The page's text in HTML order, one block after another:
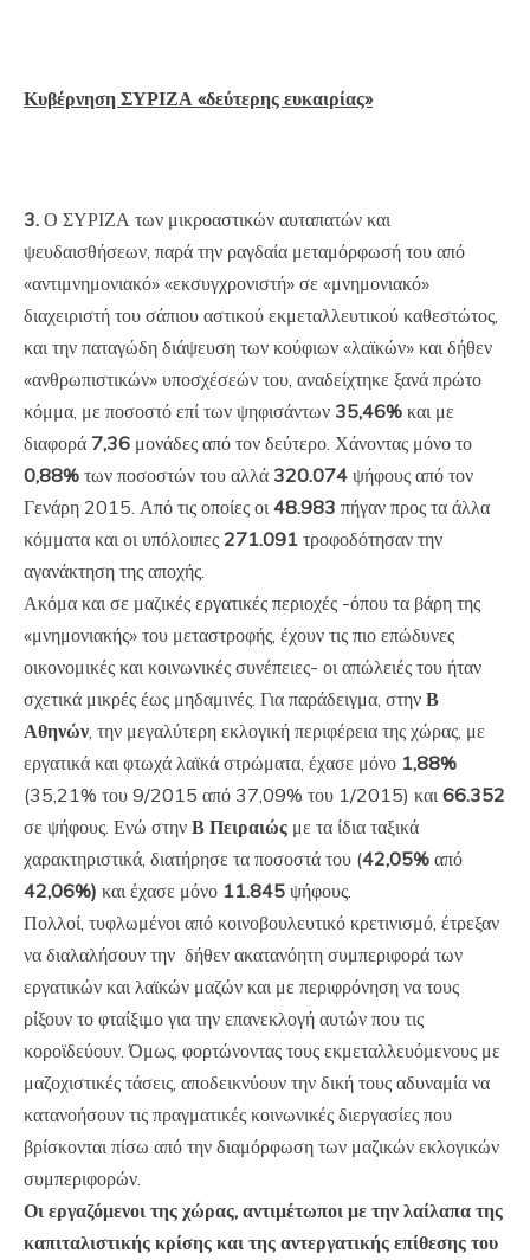
Κυβέρνηση ΣΥΡΙΖΑ «δεύτερης ευκαιρίας»
3. Ο ΣΥΡΙΖΑ των μικροαστικών αυταπατών και
ψευδαισθήσεων, παρά την ραγδαία μεταμόρφωσή του από
«αντιμνημονιακό» «εκσυγχρονιστή» σε «μνημονιακό»
διαχειριστή του σάπιου αστικού εκμεταλλευτικού καθεστώτος,
και την παταγώδη διάψευση των κούφιων «λαϊκών» και δήθεν
«ανθρωπιστικών» υποσχέσεών του, αναδείχτηκε ξανά πρώτο
κόμμα, με ποσοστό επί των ψηφισάντων 35,46% και με
διαφορά 7,36 μονάδες από τον δεύτερο. Χάνοντας μόνο το
0,88% των ποσοστών του αλλά 320.074 ψήφους από τον
Γενάρη 2015. Από τις οποίες οι 48.983 πήγαν προς τα άλλα
κόμματα και οι υπόλοιπες 271.091 τροφοδότησαν την
αγανάκτηση της αποχής.
Ακόμα και σε μαζικές εργατικές περιοχές -όπου τα βάρη της
«μνημονιακής» του μεταστροφής, έχουν τις πιο επώδυνες
οικονομικές και κοινωνικές συνέπειες- οι απώλειές του ήταν
σχετικά μικρές έως μηδαμινές. Για παράδειγμα, στην Β
Αθηνών , την μεγαλύτερη εκλογική περιφέρεια της χώρας, με
εργατικά και φτωχά λαϊκά στρώματα, έχασε μόνο 1,88%
(35,21% του 9/2015 από 37,09% του 1/2015) και 66.352
σε ψήφους. Ενώ στην Β Πειραιώς με τα ίδια ταξικά
χαρακτηριστικά, διατήρησε τα ποσοστά του (42,05% από
42,06%) και έχασε μόνο 11.845 ψήφους.
Πολλοί, τυφλωμένοι από κοινοβουλευτικό κρετινισμό, έτρεξαν
να διαλαλήσουν την δήθεν ακατανόητη συμπεριφορά των
εργατικών και λαϊκών μαζών και με περιφρόνηση να τους
ρίξουν το φταίξιμο για την επανεκλογή αυτών που τις
κοροϊδεύουν. Όμως, φορτώνοντας τους εκμεταλλευόμενους με
μαζοχιστικές τάσεις, αποδεικνύουν την δική τους αδυναμία να
κατανοήσουν τις πραγματικές κοινωνικές διεργασίες που
βρίσκονται πίσω από την διαμόρφωση των μαζικών εκλογικών
συμπεριφορών.
Οι εργαζόμενοι της χώρας, αντιμέτωποι με την λαίλαπα της
καπιταλιστικής κρίσης και της αντεργατικής επίθεσης του